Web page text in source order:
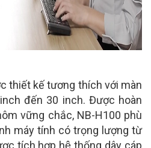
thiết kế tương thích với màn
đến 30 inch. Được hoàn
vững chắc, NB-H100 phù
máy tính có trọng lượng từ
tích hợp hệ thống dây cáp